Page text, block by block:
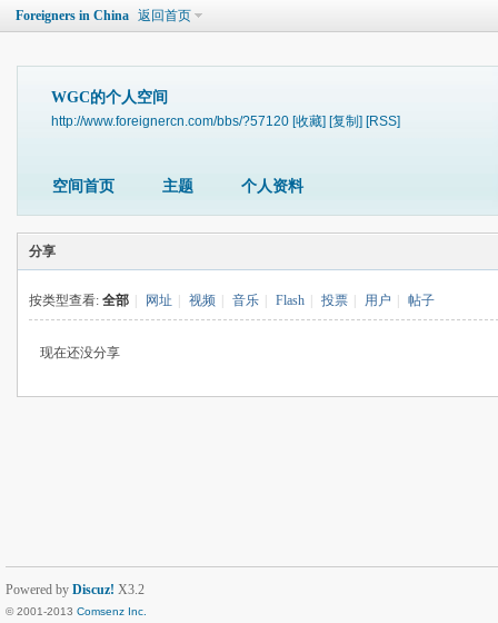
Foreigners in China 返回首页
WGC的个人空间
http://www.foreignercn.com/bbs/?57120 [收藏] [复制] [RSS]
空间首页 主题 个人资料
分享
按类型查看: 全部 网址 视频 音乐 Flash 投票 用户 帖子
现在还没分享
Powered by Discuz! X3.2
© 2001-2013 Comsenz Inc.